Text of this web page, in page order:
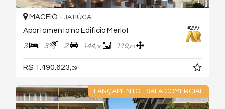
#299
MACEIÓ - JATIÚCA
Apartamento no Edifício Merlot
3 3 2 144,00 119,00
R$ 1.490.623,09
LANÇAMENTO - SALA COMERCIAL